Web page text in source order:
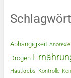
Abhängigkeit Anorexie
Drogen
Hautkrebs Kontrolle